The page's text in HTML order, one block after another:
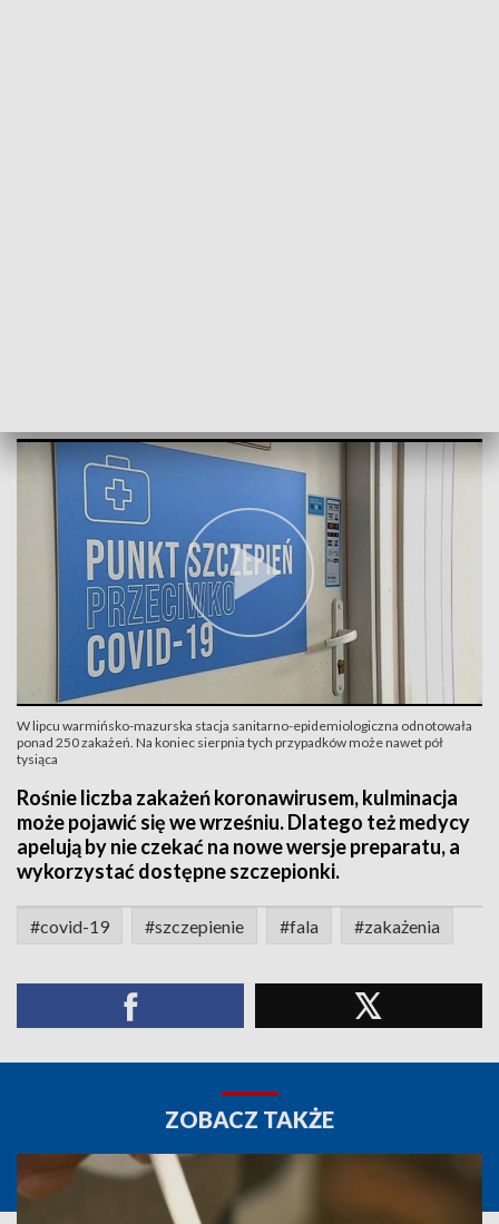
W lipcu warmińsko-mazurska stacja sanitarno-epidemiologiczna odnotowała
ponad 250 zakażeń. Na koniec sierpnia tych przypadków może nawet pół
tysiąca
Rośnie liczba zakażeń koronawirusem, kulminacja
może pojawić się we wrześniu. Dlatego też medycy
apelują by nie czekać na nowe wersje preparatu, a
wykorzystać dostępne szczepionki.
#covid-19 #szczepienie #fala #zakażenia
ZOBACZ TAKŻE